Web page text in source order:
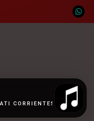
97.5 MHZ ITATI